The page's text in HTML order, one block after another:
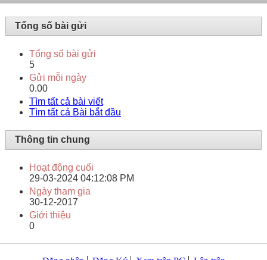
Tổng số bài gửi
Tổng số bài gửi
5
Gửi mỗi ngày
0.00
Tìm tất cả bài viết
Tìm tất cả Bài bắt đầu
Thông tin chung
Hoạt động cuối
29-03-2024 04:12:08 PM
Ngày tham gia
30-12-2017
Giới thiệu
0